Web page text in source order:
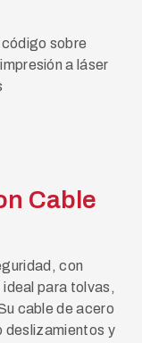
sobre
a láser
Cable
con
para tolvas,
cable de acero
deslizamientos y